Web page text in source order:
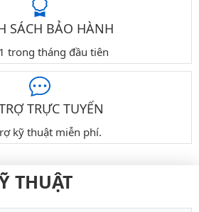
SÁCH BẢO HÀNH
trong tháng đầu tiên
TRỰC TUYẾN
kỹ thuật miễn phí.
THUẬT